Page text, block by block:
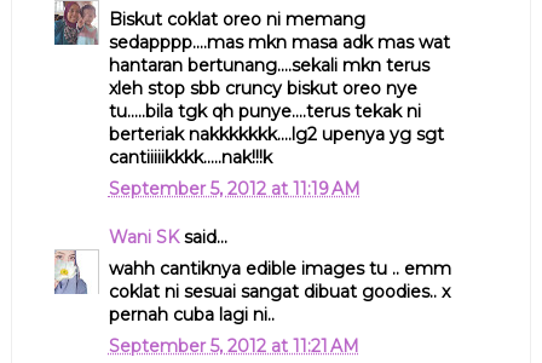
Biskut coklat oreo ni memang
sedapppp....mas mkn masa adk mas wat
hantaran bertunang....sekali mkn terus
xleh stop sbb cruncy biskut oreo nye
tu.....bila tgk qh punye....terus tekak ni
berteriak nakkkkkkk....lg2 upenya yg sgt
cantiiiiikkkk.....nak!!!k
September 5, 2012 at 11:19 AM
Wani SKsaid...
wahh cantiknya edible images tu .. emm
coklat ni sesuai sangat dibuat goodies.. x
pernah cuba lagi ni..
September 5, 2012 at 11:21 AM